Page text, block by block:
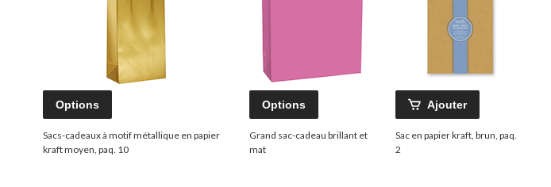
Options
Sacs-cadeaux à motif métallique en papier
kraft moyen, paq. 10
Options
Grand sac-cadeau brillant et
mat
Ajouter
Sac en papier kraft, brun, paq.
2